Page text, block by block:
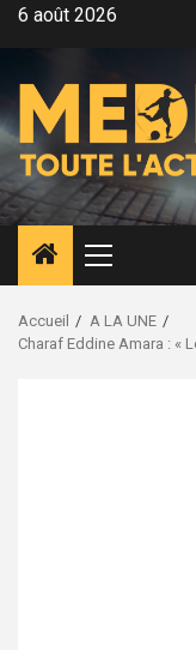
Aller6 août 2026
Menu
principal
Accueil
A LA UNE
Charaf Eddine Amara : «